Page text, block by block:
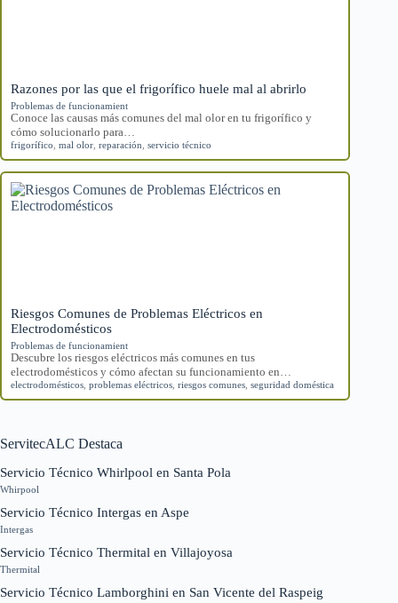
Razones por las que el frigorífico huele mal al abrirlo
Problemas de funcionamient
Conoce las causas más comunes del mal olor en tu frigorífico y
cómo solucionarlo para…
frigorífico mal olor reparación servicio técnico
Riesgos Comunes de Problemas Eléctricos en
Electrodomésticos
Problemas de funcionamient
Descubre los riesgos eléctricos más comunes en tus
electrodomésticos y cómo afectan su funcionamiento en…
electrodomésticos problemas eléctricos riesgos comunes seguridad doméstica
ServitecALC Destaca
Servicio Técnico Whirlpool en Santa Pola
Whirpool
Servicio Técnico Intergas en Aspe
Intergas
Servicio Técnico Thermital en Villajoyosa
Thermital
Servicio Técnico Lamborghini en San Vicente del Raspeig